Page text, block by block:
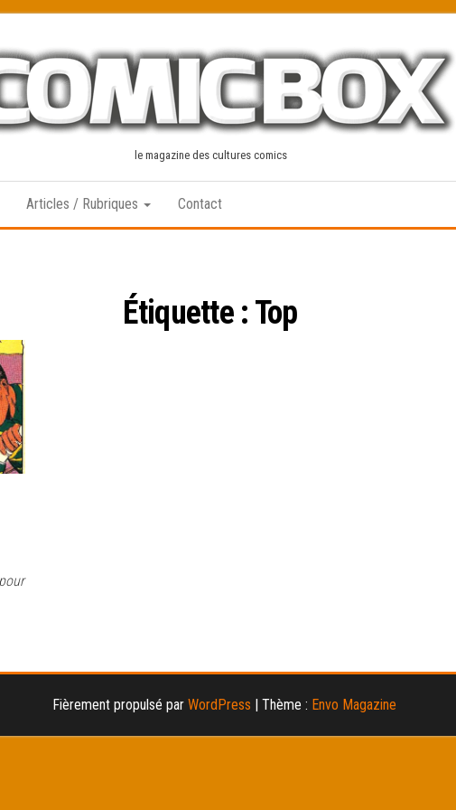
le magazine des cultures comics
Articles / Rubriques Contact
Étiquette : Top
Fièrement propulsé par WordPress | Thème : Envo Magazine